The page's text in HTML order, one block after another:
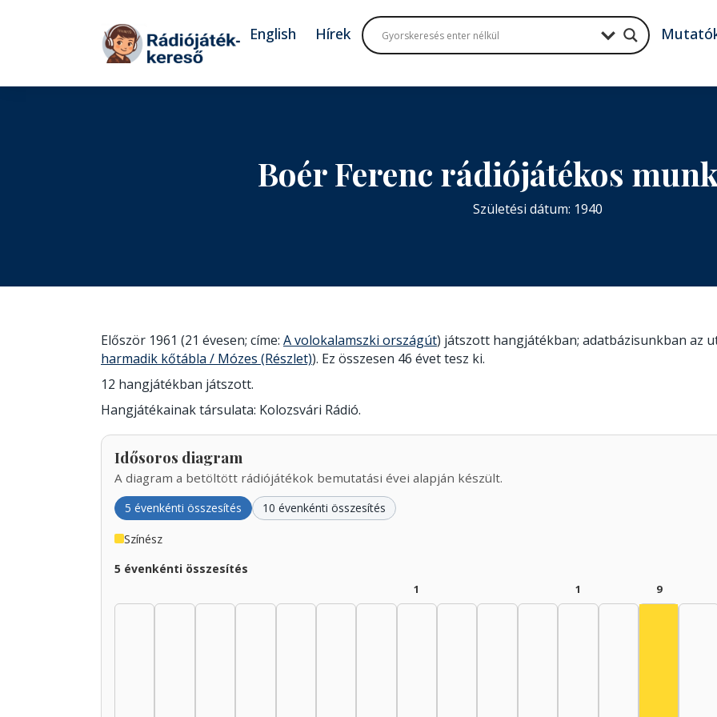
Tovább a tartalomhoz
English Hírek
Boér Ferenc rádiójátékos
Születési dátum: 1940
Először 1961 (21 évesen; címe: A volokalamszki országút) játszott hangjátékban; adatbázisunkban az
harmadik kőtábla / Mózes (Részlet)). Ez összesen 46 évet tesz ki.
12 hangjátékban játszott.
Hangjátékainak társulata: Kolozsvári Rádió.
Idősoros diagram
A diagram a betöltött rádiójátékok bemutatási évei alapján készült.
5 évenkénti összesítés 10 évenkénti összesítés
Színész
5 évenkénti összesítés
1 1 9